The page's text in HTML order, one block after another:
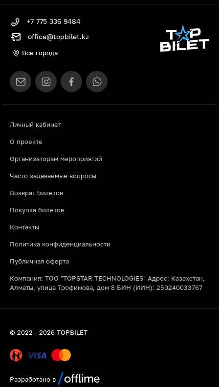
Личный кабинет
О проекте
Организаторам мероприятий
Часто задаваемые вопросы
Возврат билетов
Покупка билетов
Контакты
Политика конфиденциальности
Публичная оферта
Компания: ТОО "TOPSTAR TECHNOLOGIES" Адрес: Казахстан,
Алматы, улица Трофимова, дом 8 БИН (ИИН): 250240033767
+7 775 336 9484
office@topbilet.kz
Все города
© 2022 - 2026 TOPBILET
Разработано в